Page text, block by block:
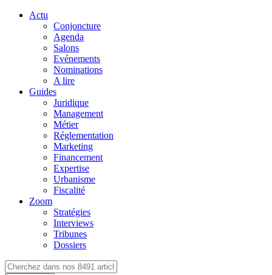
Actu
Conjoncture
Agenda
Salons
Evénements
Nominations
A lire
Guides
Juridique
Management
Métier
Réglementation
Marketing
Financement
Expertise
Urbanisme
Fiscalité
Zoom
Stratégies
Interviews
Tribunes
Dossiers